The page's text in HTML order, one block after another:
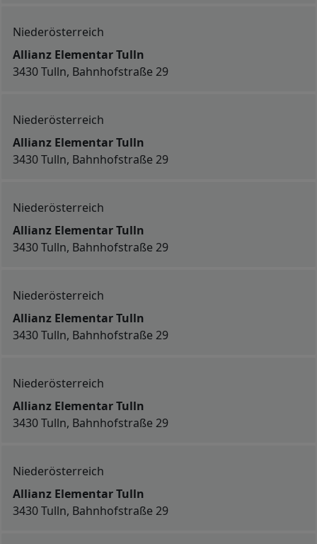
Niederösterreich
Allianz Elementar Tulln
3430 Tulln, Bahnhofstraße 29
Niederösterreich
Allianz Elementar Tulln
3430 Tulln, Bahnhofstraße 29
Niederösterreich
Allianz Elementar Tulln
3430 Tulln, Bahnhofstraße 29
Niederösterreich
Allianz Elementar Tulln
3430 Tulln, Bahnhofstraße 29
Niederösterreich
Allianz Elementar Tulln
3430 Tulln, Bahnhofstraße 29
Niederösterreich
Allianz Elementar Tulln
3430 Tulln, Bahnhofstraße 29